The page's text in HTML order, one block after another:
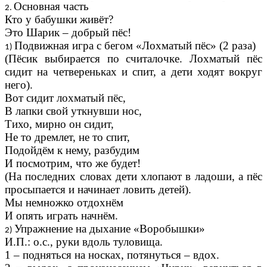
Основная часть
Кто у бабушки живёт?
Это Шарик – добрый пёс!
Подвижная игра с бегом «Лохматый пёс» (2 раза)
(Пёсик выбирается по считалочке. Лохматый пёс
сидит на четвереньках и спит, а дети ходят вокруг
него).
Вот сидит лохматый пёс,
В лапки свой уткнувши нос,
Тихо, мирно он сидит,
Не то дремлет, не то спит,
Подойдём к нему, разбудим
И посмотрим, что же будет!
(На последних словах дети хлопают в ладоши, а пёс
просыпается и начинает ловить детей).
Мы немножко отдохнём
И опять играть начнём.
Упражнение на дыхание «Воробышки»
И.П.: о.с., руки вдоль туловища.
1 – подняться на носках, потянуться – вдох.